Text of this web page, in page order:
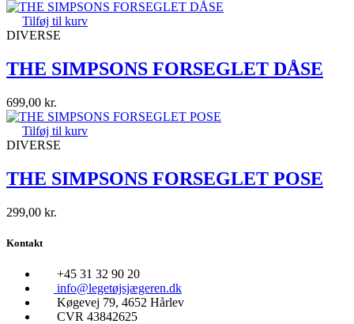
Tilføj til kurv
DIVERSE
THE SIMPSONS FORSEGLET DÅSE
699,00 kr.
Tilføj til kurv
DIVERSE
THE SIMPSONS FORSEGLET POSE
299,00 kr.
Kontakt
+45 31 32 90 20
info@legetøjsjægeren.dk
Køgevej 79, 4652 Hårlev
CVR 43842625